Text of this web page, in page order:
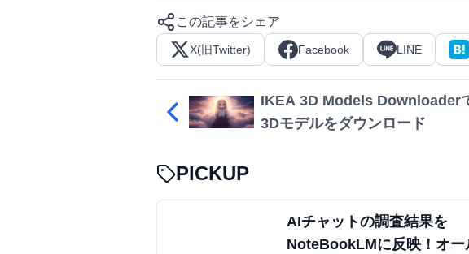
この記事をシェア
X(旧Twitter) Facebook LINE
IKEA 3D Models Downloader
3Dモデルをダウンロード
PICKUP
AIチャットの調査結果を
NoteBookLMに反映！オー